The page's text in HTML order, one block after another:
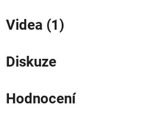
Videa (1)
Diskuze
Hodnocení